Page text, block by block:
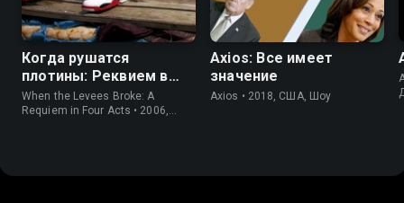
6.3 8.5
Когда рушатся
плотины: Реквием в
четырех актах
When the Levees Broke: A
Requiem in Four Acts • 2006,
6.6
Axios: Все имеет
значение
Axios • 2018, США, Шоу